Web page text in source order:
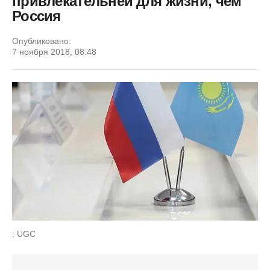
Россия
Опубликовано:
7 ноября 2018, 08:48
: UGC